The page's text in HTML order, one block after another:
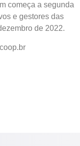
começa a segunda
e gestores das
de 2022.